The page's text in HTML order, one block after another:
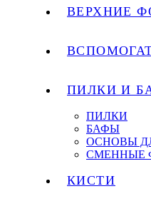
ВЕРХНИЕ
ПИЛКИ И
ПИЛКИ
БАФЫ
ОСНОВЫ
СМЕННЫЕ
КИСТИ